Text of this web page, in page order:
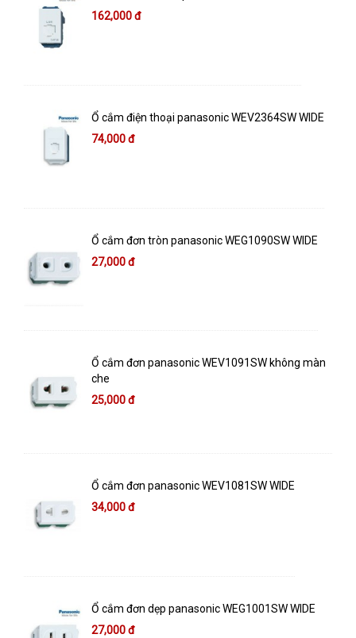
162,000 đ
Ổ cắm điện thoại panasonic WEV2364SW WIDE
74,000 đ
Ổ cắm đơn tròn panasonic WEG1090SW WIDE
27,000 đ
Ổ cắm đơn panasonic WEV1091SW không màn
che
25,000 đ
Ổ cắm đơn panasonic WEV1081SW WIDE
34,000 đ
Ổ cắm đơn dẹp panasonic WEG1001SW WIDE
27,000 đ